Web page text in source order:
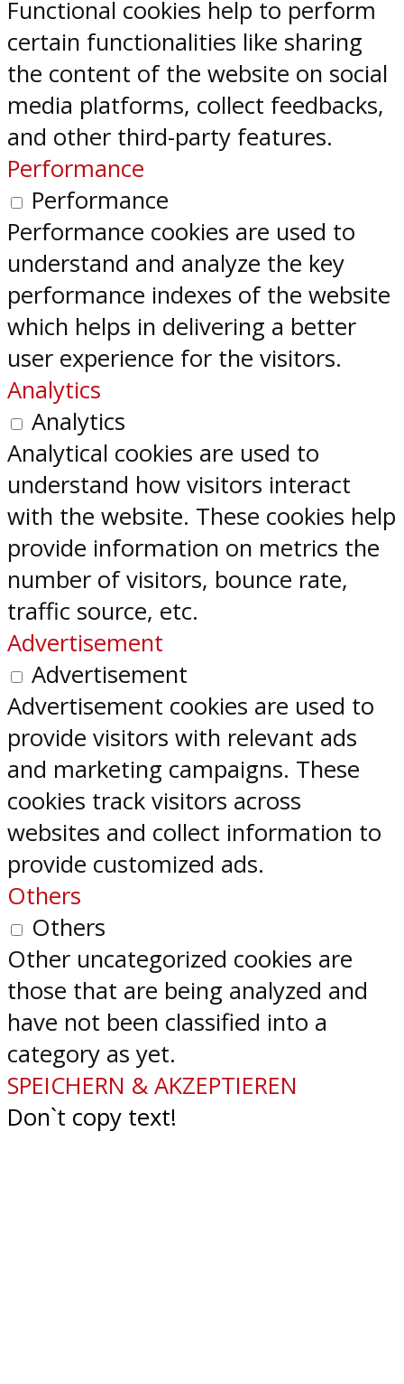
Functional cookies help to perform
certain functionalities like sharing
the content of the website on social
media platforms, collect feedbacks,
and other third-party features.
Performance
Performance
Performance cookies are used to
understand and analyze the key
performance indexes of the website
which helps in delivering a better
user experience for the visitors.
Analytics
Analytics
Analytical cookies are used to
understand how visitors interact
with the website. These cookies help
provide information on metrics the
number of visitors, bounce rate,
traffic source, etc.
Advertisement
Advertisement
Advertisement cookies are used to
provide visitors with relevant ads
and marketing campaigns. These
cookies track visitors across
websites and collect information to
provide customized ads.
Others
Others
Other uncategorized cookies are
those that are being analyzed and
have not been classified into a
category as yet.
SPEICHERN & AKZEPTIEREN
Don`t copy text!